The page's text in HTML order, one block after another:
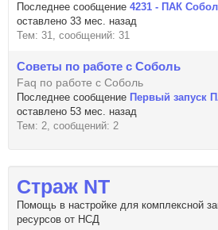
Последнее сообщение 4231 - ПАК
оставлено 33 мес. назад
Тем: 31, сообщений: 31
Советы по работе с Соболь
Faq по работе с Соболь
Последнее сообщение Первый запуск
оставлено 53 мес. назад
Тем: 2, сообщений: 2
Страж NT
Помощь в настройке для комплексной
ресурсов от НСД